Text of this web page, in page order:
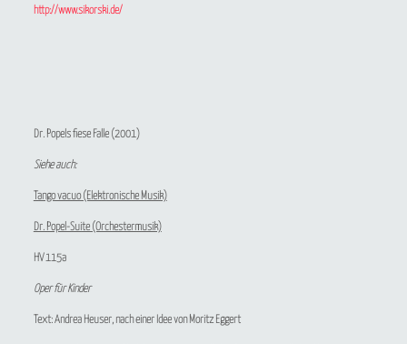
http://www.sikorski.de/
Dr. Popels fiese Falle (2001)
Siehe auch:
Tango vacuo (Elektronische Musik)
Dr. Popel-Suite (Orchestermusik)
HV 115a
Oper für Kinder
Text: Andrea Heuser, nach einer Idee von Moritz Eggert